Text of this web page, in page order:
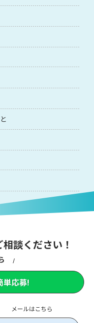
談ください！
メールはこちら
単応募!